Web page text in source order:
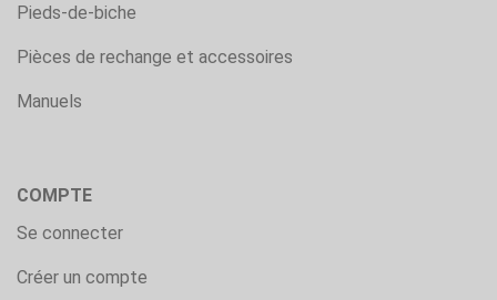
Pieds-de-biche
Pièces de rechange et accessoires
Manuels
COMPTE
Se connecter
Créer un compte